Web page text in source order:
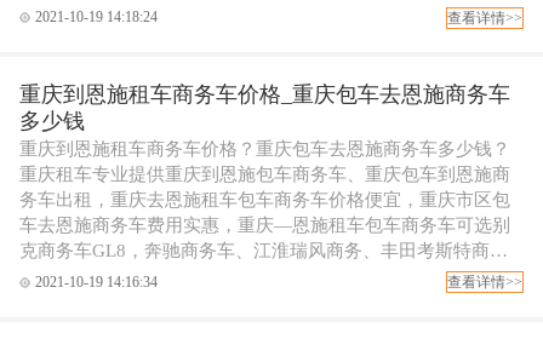
特商务包车等，可配专职代驾司机，欢迎拨打重庆租车电话订
2021-10-19 14:18:24 查看详情>>
重庆到恩施租车商务车价格_重庆包车去恩施商务车
多少钱
重庆到恩施租车商务车价格？重庆包车去恩施商务车多少钱？
重庆租车专业提供重庆到恩施包车商务车、重庆包车到恩施商
务车出租，重庆去恩施租车包车商务车价格便宜，重庆市区包
车去恩施商务车费用实惠，重庆—恩施租车包车商务车可选别
克商务车GL8，奔驰商务车、江淮瑞风商务、丰田考斯特商务
包车等，可配专职代驾司机，欢迎拨打重庆租车电话订车！
2021-10-19 14:16:34 查看详情>>